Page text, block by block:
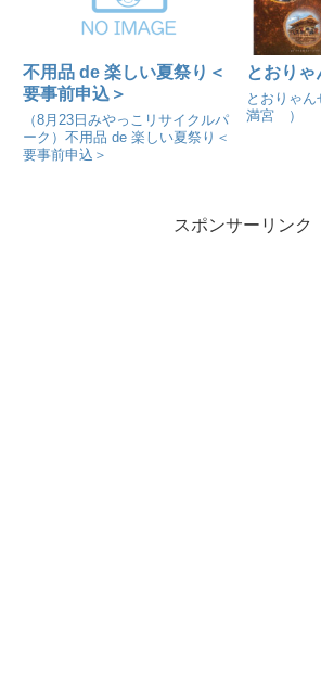
不用品 de 楽しい夏祭り＜
要事前申込＞
（8月23日みやっこリサイクルパ
ーク）不用品 de 楽しい夏祭り＜
要事前申込＞
とおりゃ
とおりゃ
満宮 ）
スポンサーリンク